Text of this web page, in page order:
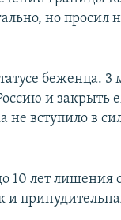
но просил
беженца. 3
и закрыть
не вступило в
10 лет лишения
и